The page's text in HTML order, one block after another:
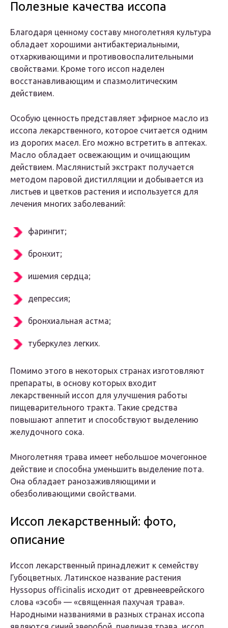
Полезные качества иссопа
Благодаря ценному составу многолетняя культура
обладает хорошими антибактериальными,
отхаркивающими и противовоспалительными
свойствами. Кроме того иссоп наделен
восстанавливающим и спазмолитическим
действием.
Особую ценность представляет эфирное масло из
иссопа лекарственного, которое считается одним
из дорогих масел. Его можно встретить в аптеках.
Масло обладает освежающим и очищающим
действием. Маслянистый экстракт получается
методом паровой дистилляции и добывается из
листьев и цветков растения и используется для
лечения многих заболеваний:
фарингит;
бронхит;
ишемия сердца;
депрессия;
бронхиальная астма;
туберкулез легких.
Помимо этого в некоторых странах изготовляют
препараты, в основу которых входит
лекарственный иссоп для улучшения работы
пищеварительного тракта. Такие средства
повышают аппетит и способствуют выделению
желудочного сока.
Многолетняя трава имеет небольшое мочегонное
действие и способна уменьшить выделение пота.
Она обладает ранозаживляющими и
обезболивающими свойствами.
Иссоп лекарственный: фото,
описание
Иссоп лекарственный принадлежит к семейству
Губоцветных. Латинское название растения
Hyssopus officinalis исходит от древнееврейского
слова «эсоб» — «священная пахучая трава».
Народными названиями в разных странах иссопа